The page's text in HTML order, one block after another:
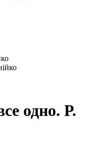
одно. Р.